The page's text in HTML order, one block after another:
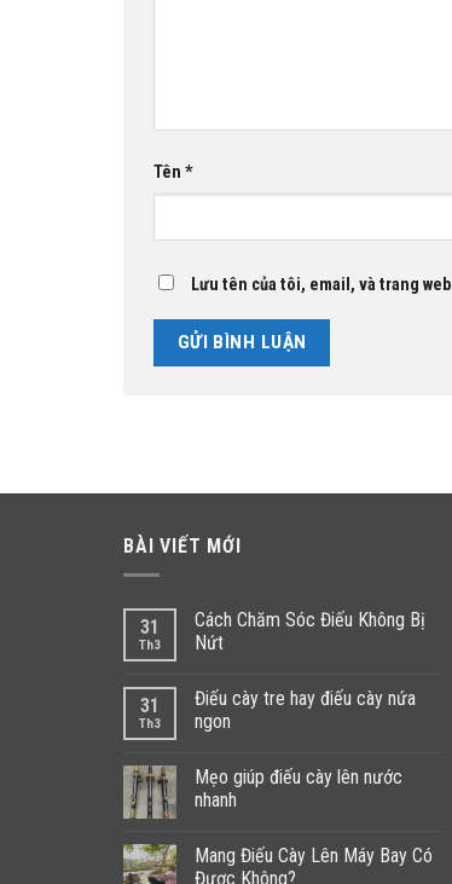
Tên *
Lưu tên của tôi, email, và trang
BÀI VIẾT MỚI
31
Th3
Cách Chăm Sóc Điếu Không Bị
Nứt
31
Th3
Điếu cày tre hay điếu cày nứa
ngon
Mẹo giúp điếu cày lên nước
nhanh
Mang Điếu Cày Lên Máy Bay Có
Được Không?